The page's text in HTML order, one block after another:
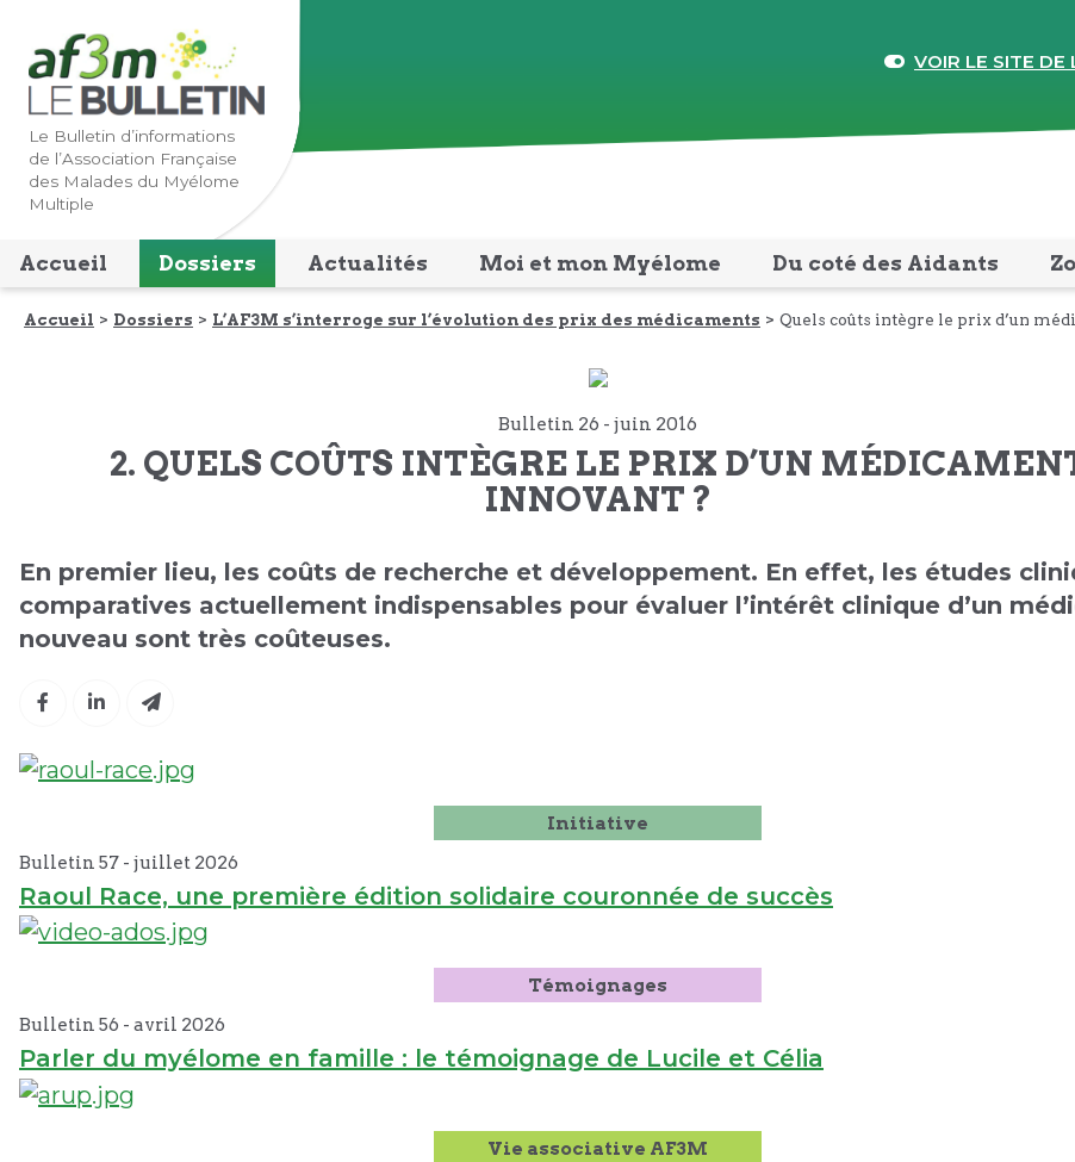
Lien
vers
navigation
principale
Lien
vers
contenu
principal
Le Bulletin d’informations
de l’Association Française
des Malades du Myélome
Multiple
VOIR LE SITE DE
Accueil Dossiers Actualités Moi et mon Myélome Du coté des Aidants
Accueil Dossiers L’AF3M s’interroge sur l’évolution des prix des médicaments Quels coûts intègre le prix d’un
Bulletin 26 -juin 2016
2. QUELS COÛTS INTÈGRE LE PRIX D’UN
INNOVANT ?
En premier lieu, les coûts de recherche et développement. En effet, les études
comparatives actuellement indispensables pour évaluer l’intérêt clinique d’un
nouveau sont très coûteuses.
Initiative
Bulletin 57 - juillet 2026
Raoul Race, une première édition solidaire couronnée de succès
Témoignages
Bulletin 56 - avril 2026
Parler du myélome en famille : le témoignage de Lucile et Célia
Vie associative AF3M